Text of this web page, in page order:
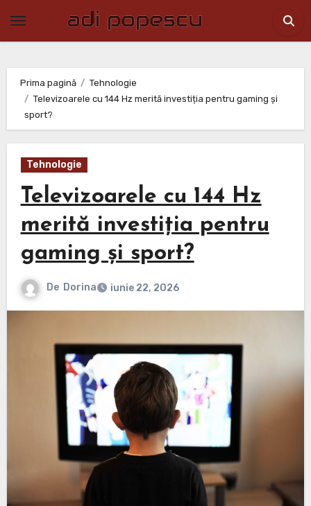
Prima pagină
Tehnologie
Televizoarele cu 144 Hz merită investiția pentru gaming și
sport?
Tehnologie
Televizoarele cu 144 Hz
merită investiția pentru
gaming și sport?
De Dorina iunie 22, 2026